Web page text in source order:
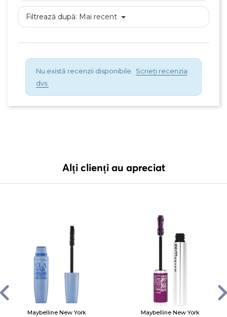
Filtrează după: Mai recent
Nu există recenzii disponibile. Scrieți recenzia
dvs.
Alți clienți au apreciat
Maybelline New York Maybelline New York